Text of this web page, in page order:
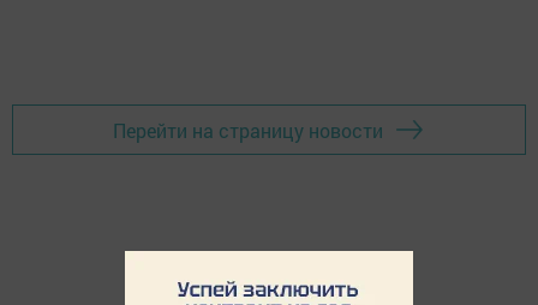
Перейти на страницу новости